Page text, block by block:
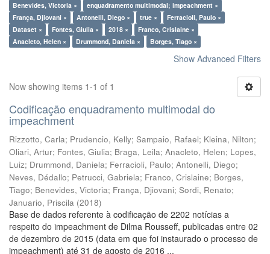
Benevides, Victoria ×
enquadramento multimodal; impeachment ×
França, Djiovani ×
Antonelli, Diego × true ×
Ferracioli, Paulo ×
Dataset ×
Fontes, Giulia × 2018 ×
Franco, Crislaine ×
Anacleto, Helen ×
Drummond, Daniela × Borges, Tiago ×
Show Advanced Filters
Now showing items 1-1 of 1
Codificação enquadramento multimodal do
impeachment
Rizzotto, Carla; Prudencio, Kelly; Sampaio, Rafael; Kleina, Nilton;
Oliari, Artur; Fontes, Giulia; Braga, Leila; Anacleto, Helen; Lopes,
Luiz; Drummond, Daniela; Ferracioli, Paulo; Antonelli, Diego;
Neves, Dédallo; Petrucci, Gabriela; Franco, Crislaine; Borges,
Tiago; Benevides, Victoria; França, Djiovani; Sordi, Renato;
Januario, Priscila (2018)
Base de dados referente à codificação de 2202 notícias a
respeito do impeachment de Dilma Rousseff, publicadas entre 02
de dezembro de 2015 (data em que foi instaurado o processo de
impeachment) até 31 de agosto de 2016 ...